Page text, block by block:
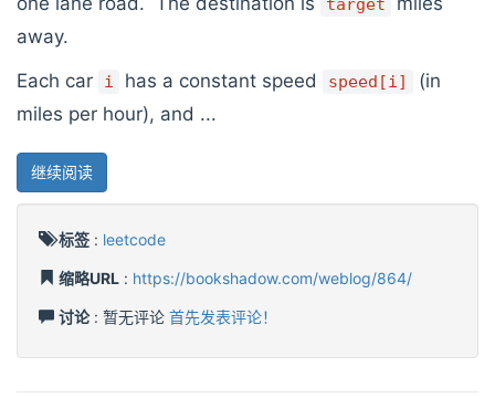
target
away.
Each car
i has a constant speed speed[i]
(in
miles per hour), and ...
继续阅读
标签 : leetcode
缩略URL : https://bookshadow.com/weblog/864/
讨论: 暂无评论 首先发表评论！